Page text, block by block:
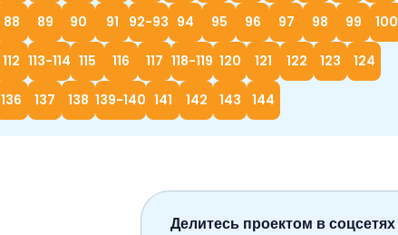
88 89 90 91 92-93 94 95 96 97 98 99 100
112 113-114 115 116 117 118-119 120 121 122 123 124
136 137 138 139-140 141 142 143 144
Делитесь проектом в соцсетях